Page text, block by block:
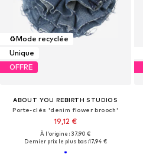
♻️Mode recyclée
Unique
OFFRE
ABOUT YOU REBIRTH STUDIOS
Porte-clés 'denim flower brooch'
19,12 €
À l'origine : 37,90 €
Dernier prix le plus bas :17,94 €